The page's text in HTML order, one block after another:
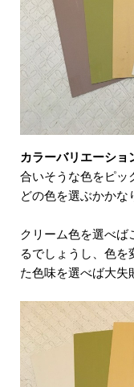
カラーバリエーショ
合いそうな色をピッ
どの色を選ぶかかな
クリーム色を選べば
るでしょうし、色
た色味を選べば大失